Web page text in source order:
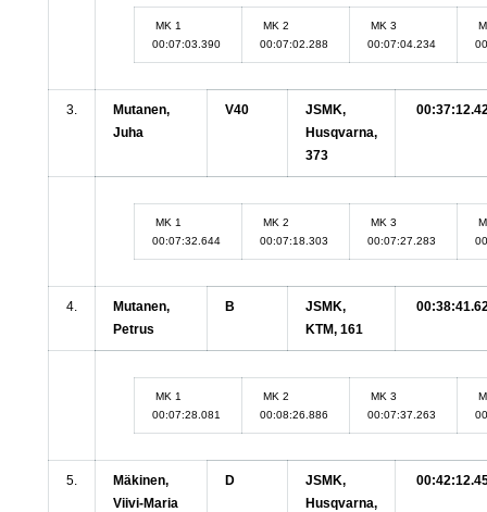
MK 1
00:07:03.390
MK 2
00:07:02.288
MK 3
00:07:04.234
3.
Mutanen,
Juha
V40
JSMK,
Husqvarna,
373
MK 1
00:07:32.644
MK 2
00:07:18.303
MK 3
00:07:27.283
4.
Mutanen,
Petrus
B
JSMK,
KTM, 161
MK 1
00:07:28.081
MK 2
00:08:26.886
MK 3
00:07:37.263
5.
Mäkinen,
Viivi-Maria
D
JSMK,
Husqvarna,